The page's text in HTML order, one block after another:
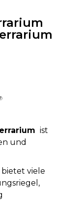
ist
und
viele